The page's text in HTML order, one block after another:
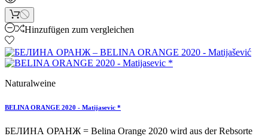
Hinzufügen zum vergleichen
Naturalweine
BELINA ORANGE 2020 - Matijasevic *
БЕЛИНА ОРАНЖ = Belina Orange 2020 wird aus der Rebsorte